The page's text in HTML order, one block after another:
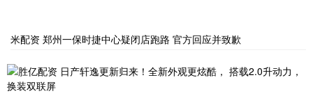
米配资 郑州一保时捷中心疑闭店跑路 官方回应并致歉